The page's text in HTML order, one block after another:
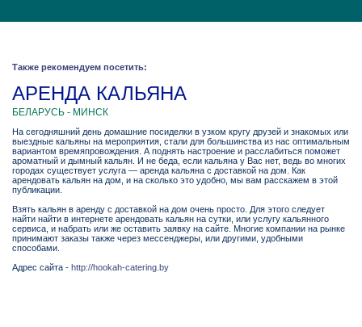
Также рекомендуем посетить:
АРЕНДА КАЛЬЯНА
БЕЛАРУСЬ - МИНСК
На сегодняшний день домашние посиделки в узком кругу друзей и знакомых или
выездные кальяны на мероприятия, стали для большинства из нас оптимальным
вариантом времяпровождения. А поднять настроение и расслабиться поможет
ароматный и дымный кальян. И не беда, если кальяна у Вас нет, ведь во многих
городах существует услуга — аренда кальяна с доставкой на дом. Как
арендовать кальян на дом, и на сколько это удобно, мы вам расскажем в этой
публикации.
Взять кальян в аренду с доставкой на дом очень просто. Для этого следует
найти найти в интернете арендовать кальян на сутки, или услугу кальянного
сервиса, и набрать или же оставить заявку на сайте. Многие компании на рынке
принимают заказы также через мессенджеры, или другими, удобными
способами.
Адрес сайта - http://hookah-catering.by